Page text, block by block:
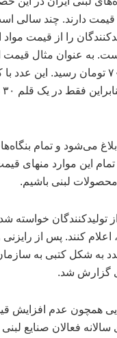
دارند. چند سالی
را از قیمت
تومان در اوایل سال ۱۴۰۲ به ۶۴ هزار و ۷۰۰ تومان
می‌شود و تمام
این موارد منهای
خواسته
اعلام کنند. پس از
شد. این عدد به شکل کتبی به
گزارش شد.
همچون عدم افزایش
فعالان صنایع